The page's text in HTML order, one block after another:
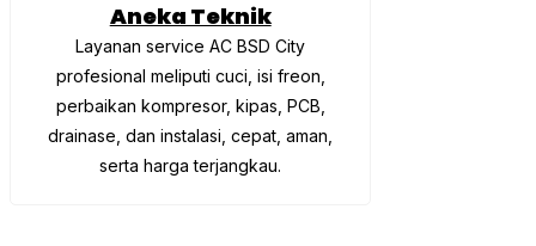
Aneka Teknik
Layanan service AC BSD City
profesional meliputi cuci, isi freon,
perbaikan kompresor, kipas, PCB,
drainase, dan instalasi, cepat, aman,
serta harga terjangkau.